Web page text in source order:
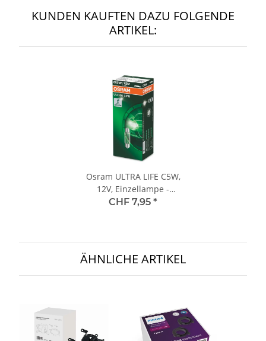
KUNDEN KAUFTEN DAZU FOLGENDE
ARTIKEL:
Osram ULTRA LIFE C5W,
12V, Einzellampe -
6418ULT
CHF 7,95 *
ÄHNLICHE ARTIKEL